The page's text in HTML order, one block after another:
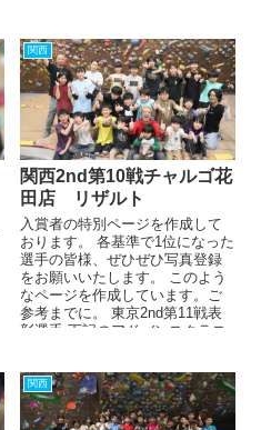
関西
関西2nd第10戦チャルゴ花
田店 リザルト
入賞者の特別ページを作成して
おります。 各基準で1位になった
選手の皆様、ぜひぜひ写真登録
をお願いいたします。 このよう
なページを作成しています。ご
参考までに。 東京2nd第11戦表
彰選手 下記のアドバンスクラス
関西